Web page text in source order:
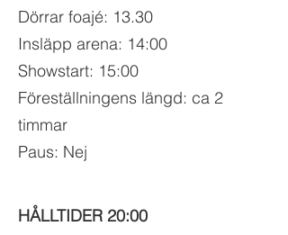
Dörrar foajé: 13.30
Insläpp arena: 14:00
Showstart: 15:00
Föreställningens längd: ca 2
timmar
Paus: Nej
HÅLLTIDER 20:00